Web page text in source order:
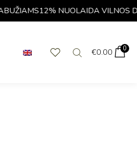
12% NUOLAIDA VILNOS
€0.00 0